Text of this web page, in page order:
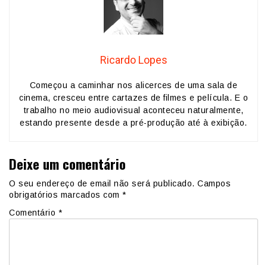
Ricardo Lopes
Começou a caminhar nos alicerces de uma sala de
cinema, cresceu entre cartazes de filmes e película. E o
trabalho no meio audiovisual aconteceu naturalmente,
estando presente desde a pré-produção até à exibição.
Deixe um comentário
O seu endereço de email não será publicado. Campos
obrigatórios marcados com *
Comentário *